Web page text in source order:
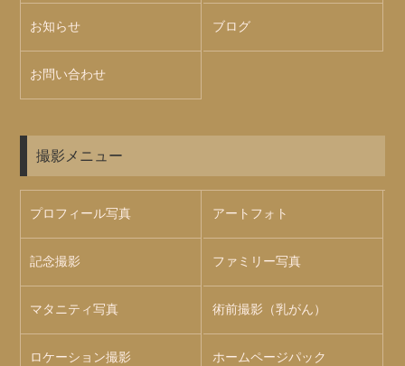
お知らせ ブログ
お問い合わせ
撮影メニュー
プロフィール写真 アートフォト
記念撮影 ファミリー写真
マタニティ写真 術前撮影（乳がん）
ロケーション撮影 ホームページパック